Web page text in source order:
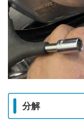
分解